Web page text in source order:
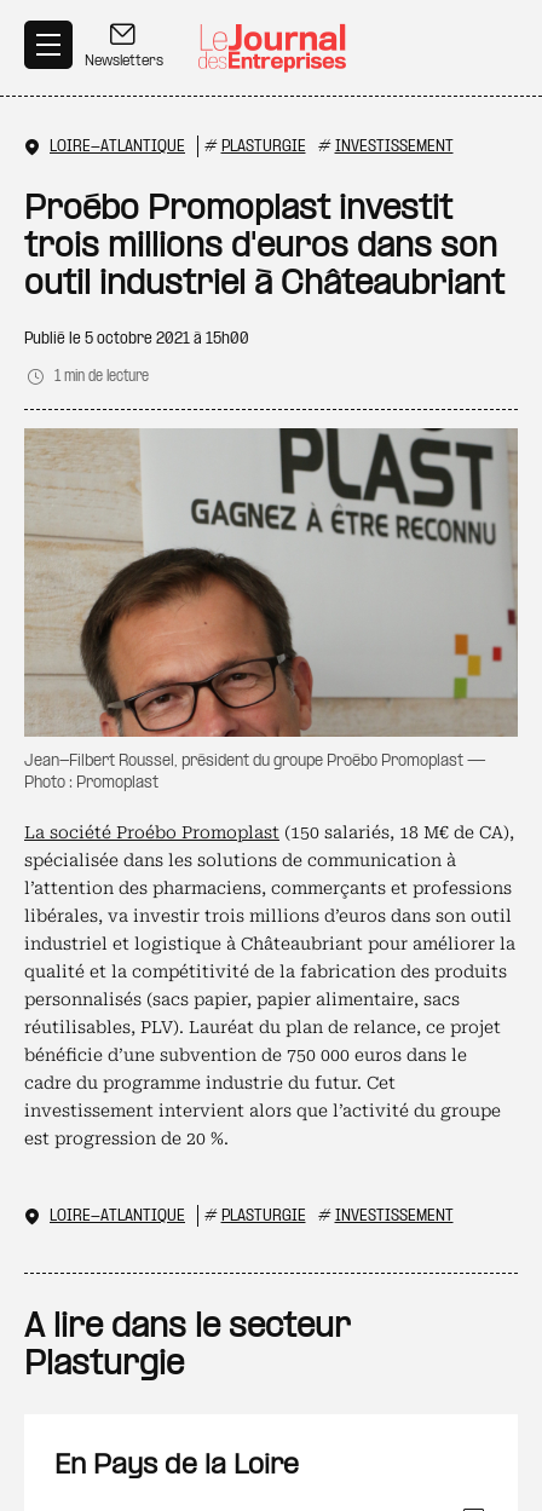
Newsletters
LOIRE-ATLANTIQUE # PLASTURGIE # INVESTISSEMENT
Proébo Promoplast investit
trois millions d'euros dans son
outil industriel à Châteaubriant
Publié le 5 octobre 2021 à 15h00
1 min de lecture
Jean-Filbert Roussel, président du groupe Proébo Promoplast —
Photo : Promoplast
La société Proébo Promoplast (150 salariés, 18 M€ de CA),
spécialisée dans les solutions de communication à
l’attention des pharmaciens, commerçants et professions
libérales, va investir trois millions d’euros dans son outil
industriel et logistique à Châteaubriant pour améliorer la
qualité et la compétitivité de la fabrication des produits
personnalisés (sacs papier, papier alimentaire, sacs
réutilisables, PLV). Lauréat du plan de relance, ce projet
bénéficie d’une subvention de 750 000 euros dans le
cadre du programme industrie du futur. Cet
investissement intervient alors que l’activité du groupe
est progression de 20 %.
LOIRE-ATLANTIQUE # PLASTURGIE # INVESTISSEMENT
A lire dans le secteur
Plasturgie
En Pays de la Loire